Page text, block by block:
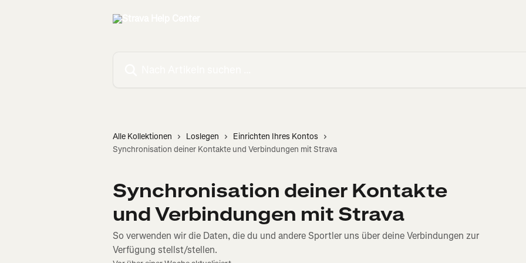
Alle Kollektionen Loslegen
Einrichten Ihres Kontos
Synchronisation deiner Kontakte und Verbindungen mit Strava
Synchronisation deiner Kontakte
und Verbindungen mit Strava
So verwenden wir die Daten, die du und andere Sportler uns über deine Verbindungen zur
Verfügung stellst/stellen.